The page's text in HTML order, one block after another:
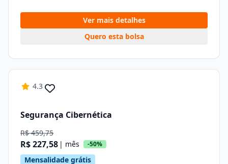
Ver mais detalhes
Quero esta bolsa
4.3
Segurança Cibernética
R$ 459,75
R$ 227,58 | mês -50%
Mensalidade grátis